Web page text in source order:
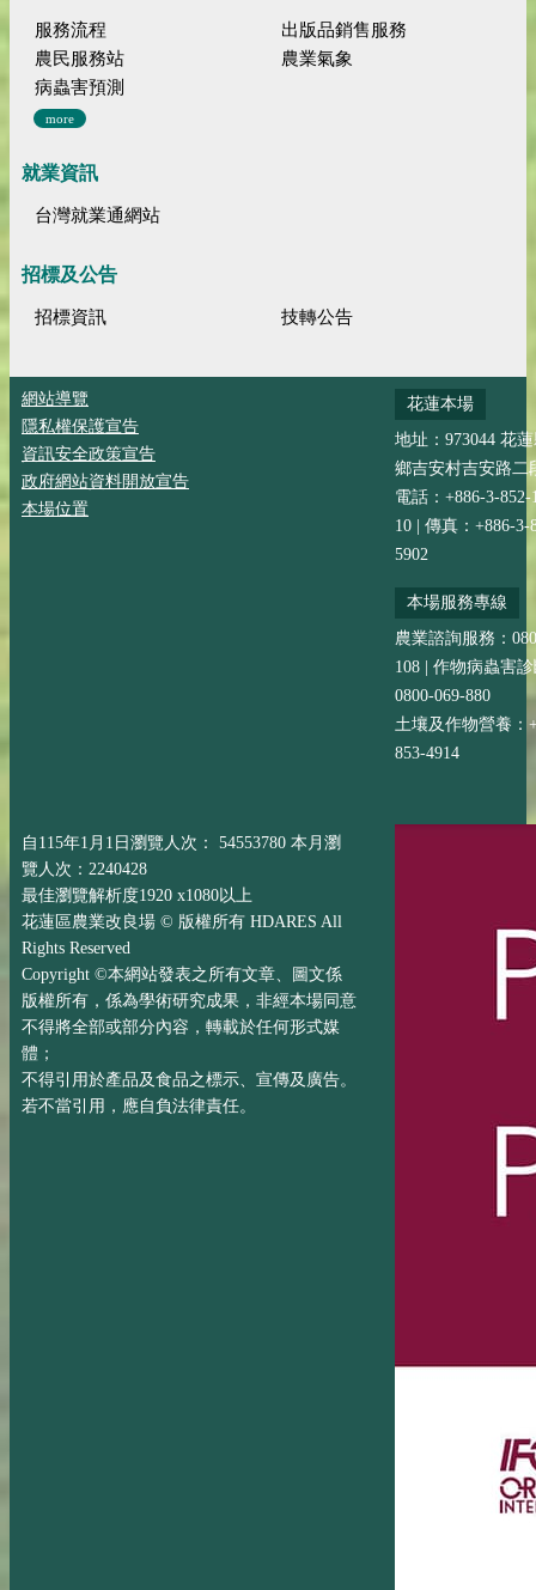
服務流程
出版品銷售服務
農民服務站
農業氣象
病蟲害預測
more
就業資訊
台灣就業通網站
招標及公告
招標資訊 技轉公告
網站導覽
隱私權保護宣告
資訊安全政策宣告
政府網站資料開放宣告
本場位置
花蓮本場
地址：973044 花
鄉吉安村吉安路二
電話：+886-3-852-
10 | 傳真：+886-3-
5902
本場服務專線
農業諮詢服務：
108 | 作物病蟲害
0800-069-880
土壤及作物營養：
853-4914
自115年1月1日瀏覽人次： 54553780 本月瀏
覽人次：2240428
最佳瀏覽解析度1920 x1080以上
花蓮區農業改良場 © 版權所有 HDARES All
Rights Reserved
Copyright ©本網站發表之所有文章、圖文係
版權所有，係為學術研究成果，非經本場同意
不得將全部或部分內容，轉載於任何形式媒
體；
不得引用於產品及食品之標示、宣傳及廣告。
若不當引用，應自負法律責任。